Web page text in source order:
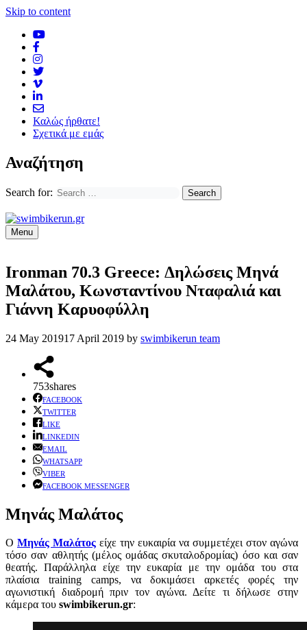
Skip to content
Καλώς ήρθατε!
Σχετικά με εμάς
Αναζήτηση
Search for:
Menu
Ironman 70.3 Greece: Δηλώσεις Μηνά
Μαλάτου, Κωνσταντίνου Νταφαλιά και
Γιάννη Καρυοφύλλη
24 May 201917 April 2019 by swimbikerun team
753shares
FACEBOOK
TWITTER
LIKE
LINKEDIN
EMAIL
WHATSAPP
VIBER
FACEBOOK MESSENGER
Μηνάς Μαλάτος
Ο Μηνάς Μαλάτος είχε την ευκαιρία να συμμετέχει στον αγώνα
τόσο σαν αθλητής (μέλος ομάδας σκυταλοδρομίας) όσο και σαν
θεατής. Παράλληλα είχε την ευκαρία με την ομάδα του στα
πλαίσια training camps, να δοκιμάσει αρκετές φορές την
αγωνιστική διαδρομή πριν τον αγώνα. Δείτε τι δήλωσε στην
κάμερα του swimbikerun.gr: